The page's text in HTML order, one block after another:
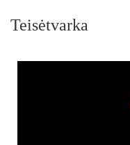
Teisėtvarka